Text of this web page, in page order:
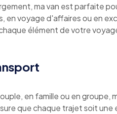
ma van est parfaite
en voyage d'affaires ou en
élément de votre
en famille ou en groupe,
que chaque trajet soit